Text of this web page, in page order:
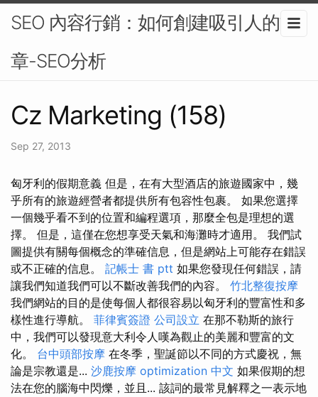
SEO 內容行銷：如何創建吸引人的文
章-SEO分析
Cz Marketing (158)
Sep 27, 2013
匈牙利的假期意義 但是，在有大型酒店的旅遊國家中，幾
乎所有的旅遊經營者都提供所有包容性包裹。 如果您選擇
一個幾乎看不到的位置和編程選項，那麼全包是理想的選
擇。 但是，這僅在您想享受天氣和海灘時才適用。 我們試
圖提供有關每個概念的準確信息，但是網站上可能存在錯誤
或不正確的信息。 記帳士 書 ptt 如果您發現任何錯誤，請
讓我們知道我們可以不斷改善我們的內容。 竹北整復按摩
我們網站的目的是使每個人都很容易以匈牙利的豐富性和多
樣性進行導航。 菲律賓簽證 公司設立 在那不勒斯的旅行
中，我們可以發現意大利令人嘆為觀止的美麗和豐富的文
化。 台中頭部按摩 在冬季，聖誕節以不同的方式慶祝，無
論是宗教還是... 沙鹿按摩 optimization 中文 如果假期的想
法在您的腦海中閃爍，並且... 該詞的最常見解釋之一表示地